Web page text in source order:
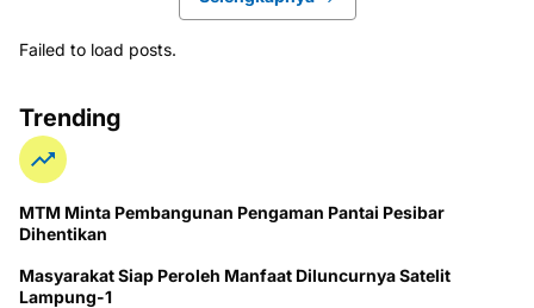
Failed to load posts.
Trending
MTM Minta Pembangunan Pengaman Pantai Pesibar
Dihentikan
Masyarakat Siap Peroleh Manfaat Diluncurnya Satelit
Lampung-1